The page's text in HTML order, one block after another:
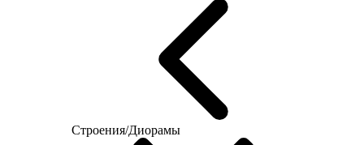
Строения/Диорамы